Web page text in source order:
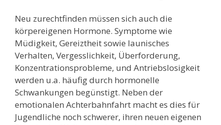
Neu zurechtfinden müssen sich auch die
körpereigenen Hormone. Symptome wie
Müdigkeit, Gereiztheit sowie launisches
Verhalten, Vergesslichkeit, Überforderung,
Konzentrationsprobleme, und Antriebslosigkeit
werden u.a. häufig durch hormonelle
Schwankungen begünstigt. Neben der
emotionalen Achterbahnfahrt macht es dies für
Jugendliche noch schwerer, ihren neuen eigenen